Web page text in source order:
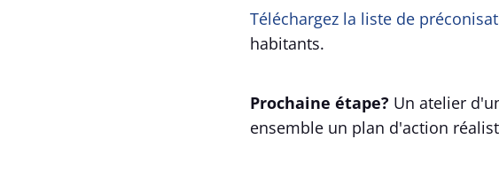
Téléchargez la liste de
habitants.
Prochaine étape? Un atelier
ensemble un plan d'action